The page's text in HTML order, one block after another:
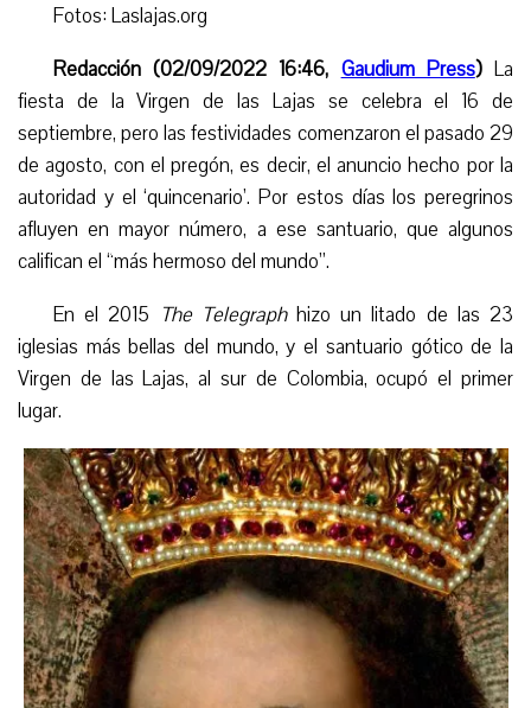
Fotos: Laslajas.org
Redacción (02/09/2022 16:46, Gaudium Press) La
fiesta de la Virgen de las Lajas se celebra el 16 de
septiembre, pero las festividades comenzaron el pasado 29
de agosto, con el pregón, es decir, el anuncio hecho por la
autoridad y el ‘quincenario’. Por estos días los peregrinos
afluyen en mayor número, a ese santuario, que algunos
califican el “más hermoso del mundo”.
En el 2015 The Telegraphhizo un litado de las 23
iglesias más bellas del mundo, y el santuario gótico de la
Virgen de las Lajas, al sur de Colombia, ocupó el primer
lugar.